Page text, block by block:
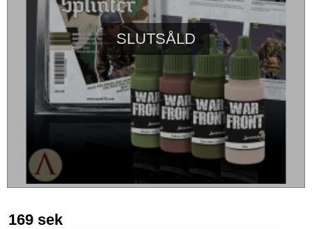
SLUTSÅLD
169 sek